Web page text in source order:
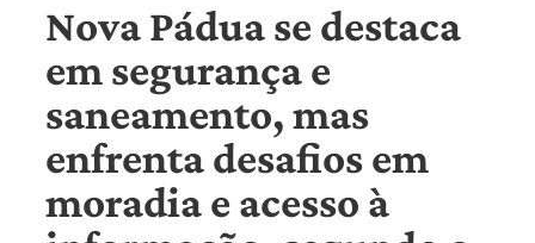
Nova Pádua se destaca
em segurança e
saneamento, mas
enfrenta desafios em
moradia e acesso à